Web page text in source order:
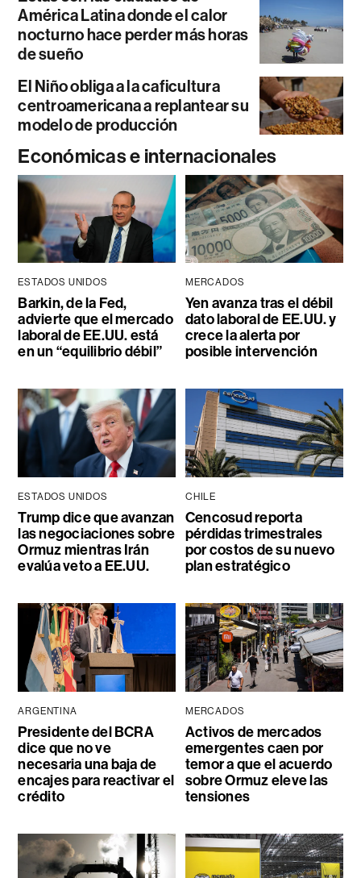
América Latina donde el calor
nocturno hace perder más horas
de sueño
El Niño obliga a la caficultura
centroamericana a replantear su
modelo de producción
Económicas e internacionales
ESTADOS UNIDOS
Barkin, de la Fed,
advierte que el mercado
laboral de EE.UU. está
en un “equilibrio débil”
MERCADOS
Yen avanza tras el débil
dato laboral de EE.UU. y
crece la alerta por
posible intervención
ESTADOS UNIDOS
Trump dice que avanzan
las negociaciones sobre
Ormuz mientras Irán
evalúa veto a EE.UU.
CHILE
Cencosud reporta
pérdidas trimestrales
por costos de su nuevo
plan estratégico
ARGENTINA
Presidente del BCRA
dice que no ve
necesaria una baja de
encajes para reactivar el
crédito
MERCADOS
Activos de mercados
emergentes caen por
temor a que el acuerdo
sobre Ormuz eleve las
tensiones